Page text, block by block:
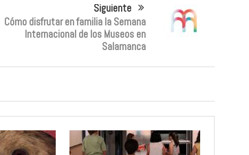
Siguiente
Cómo disfrutar en familia la Semana
Internacional de los Museos en
Salamanca